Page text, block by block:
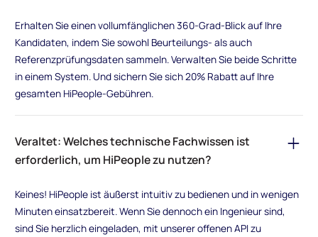
Erhalten Sie einen vollumfänglichen 360-Grad-Blick auf Ihre
Kandidaten, indem Sie sowohl Beurteilungs- als auch
Referenzprüfungsdaten sammeln. Verwalten Sie beide Schritte
in einem System. Und sichern Sie sich 20% Rabatt auf Ihre
gesamten HiPeople-Gebühren.
Veraltet: Welches technische Fachwissen ist
erforderlich, um HiPeople zu nutzen?
Keines! HiPeople ist äußerst intuitiv zu bedienen und in wenigen
Minuten einsatzbereit. Wenn Sie dennoch ein Ingenieur sind,
sind Sie herzlich eingeladen, mit unserer offenen API zu